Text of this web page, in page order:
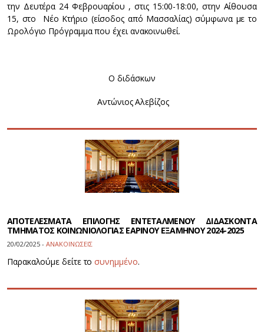
την Δευτέρα 24 Φεβρουαρίου , στις 15:00-18:00, στην Αίθουσα
15, στο Νέο Κτήριο (είσοδος από Μασσαλίας) σύμφωνα με το
Ωρολόγιο Πρόγραμμα που έχει ανακοινωθεί.
Ο διδάσκων
Αντώνιος Αλεβίζος
ΑΠΟΤΕΛΕΣΜΑΤΑ ΕΠΙΛΟΓΗΣ ΕΝΤΕΤΑΛΜΕΝΟΥ ΔΙΔΑΣΚΟΝΤΑ
ΤΜΗΜΑΤΟΣ ΚΟΙΝΩΝΙΟΛΟΓΙΑΣ ΕΑΡΙΝΟΥ ΕΞΑΜΗΝΟΥ 2024-2025
20/02/2025 - ΑΝΑΚΟΙΝΩΣΕΙΣ
Παρακαλούμε δείτε τοσυνημμένο.